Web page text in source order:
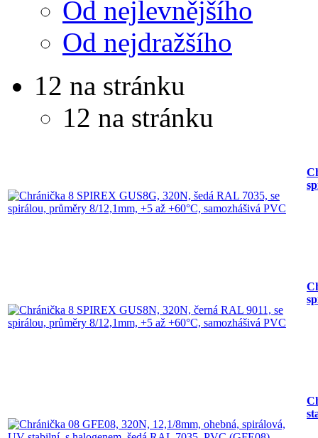
Od nejlevnějšího
Od nejdražšího
12 na stránku
12 na stránku